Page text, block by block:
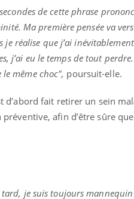
de cette phrase
Ma première pensée va
je réalise que j’ai
j’ai eu le temps de tout perdre.
le même choc", poursuit-elle.
d’abord fait retirer un sein
afin d’être sûre
je suis toujours